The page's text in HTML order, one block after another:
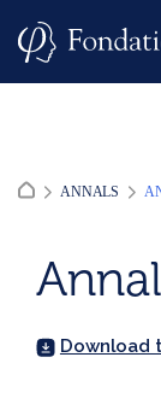
ANNALS
Download